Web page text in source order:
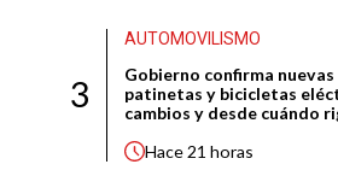
3
AUTOMOVILISMO
Gobierno confirma
patinetas y bicicletas
cambios y desde cuándo
Hace21 horas